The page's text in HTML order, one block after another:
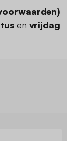
)
en vrijdag